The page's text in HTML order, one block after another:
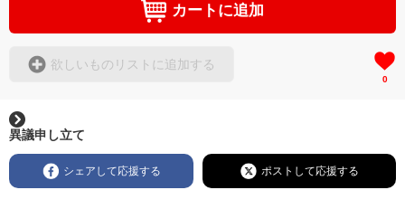
カートに追加
欲しいものリストに追加する
0
異議申し立て
シェアして応援する ポストして応援する